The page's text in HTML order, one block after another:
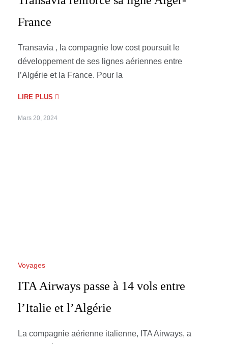
France
Transavia , la compagnie low cost poursuit le
développement de ses lignes aériennes entre
l’Algérie et la France. Pour la
LIRE PLUS
Mars 20, 2024
Voyages
ITA Airways passe à 14 vols entre
l’Italie et l’Algérie
La compagnie aérienne italienne, ITA Airways, a